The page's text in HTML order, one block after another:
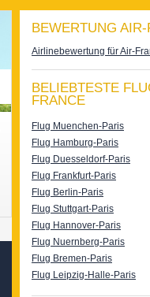
BEWERTUNG
Airlinebewertung für Air-
BELIEBTESTE
FRANCE
Flug Muenchen-Paris
Flug Hamburg-Paris
Flug Duesseldorf-Paris
Flug Frankfurt-Paris
Flug Berlin-Paris
Flug Stuttgart-Paris
Flug Hannover-Paris
Flug Nuernberg-Paris
Flug Bremen-Paris
Flug Leipzig-Halle-Paris